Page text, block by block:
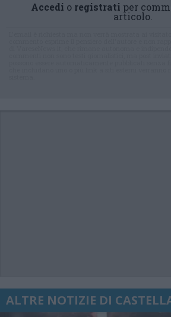
Accedi o registrati per
articolo.
ALTRE NOTIZIE DI